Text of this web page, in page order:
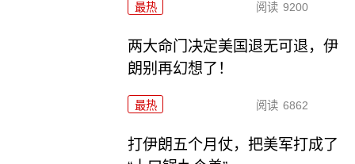
最热 阅读 9200
两大命门决定美国退无可退，伊
朗别再幻想了！
最热 阅读 6862
打伊朗五个月仗，把美军打成了